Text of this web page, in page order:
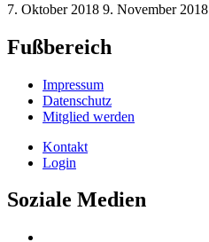
7. Oktober 2018 9. November 2018
Fußbereich
Impressum
Datenschutz
Mitglied werden
Kontakt
Login
Soziale Medien